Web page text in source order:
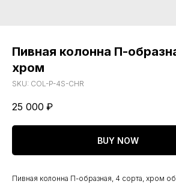
Пивная колонна П-
хром
SKU: COL-P-4S-CHR
25 000 ₽
BUY NOW
Пивная колонна П-образная, 4 сорта, хром